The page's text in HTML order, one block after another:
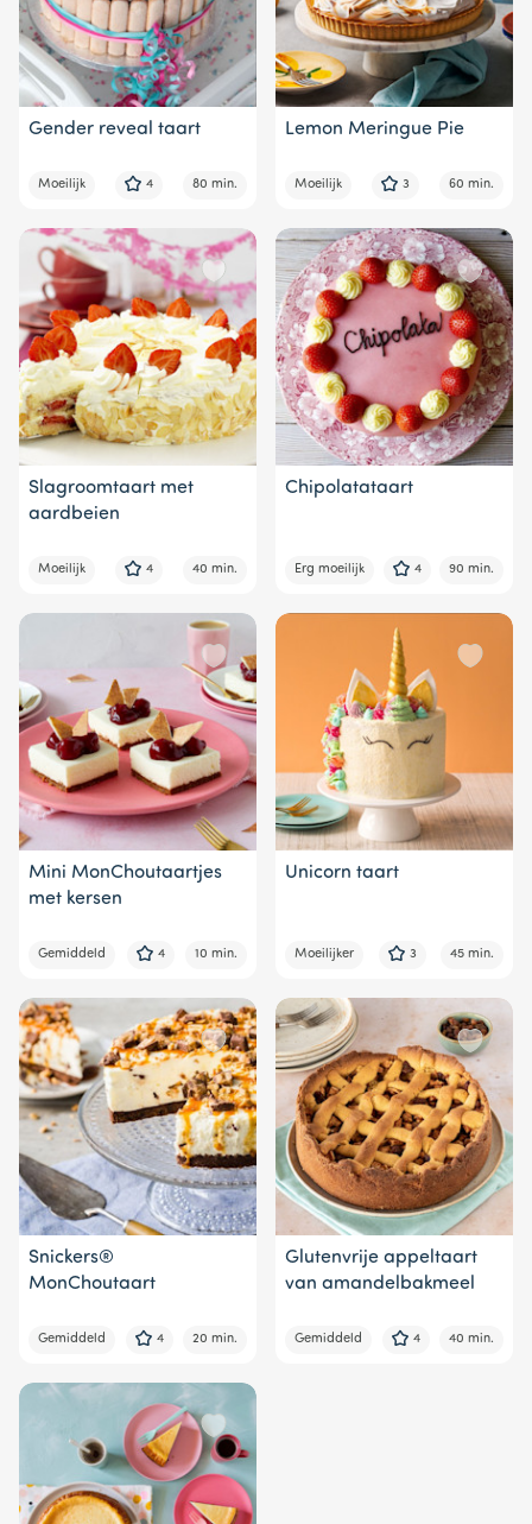
Gender reveal taart
Moeilijk 4 80 min.
Lemon Meringue Pie
Moeilijk 3 60 min.
Slagroomtaart met
aardbeien
Moeilijk 4 40 min.
Chipolatataart
Erg moeilijk 4 90 min.
Mini MonChoutaartjes
met kersen
Gemiddeld 4 10 min.
Unicorn taart
Moeilijker 3 45 min.
Snickers®
MonChoutaart
Gemiddeld 4 20 min.
Glutenvrije appeltaart
van amandelbakmeel
Gemiddeld 4 40 min.